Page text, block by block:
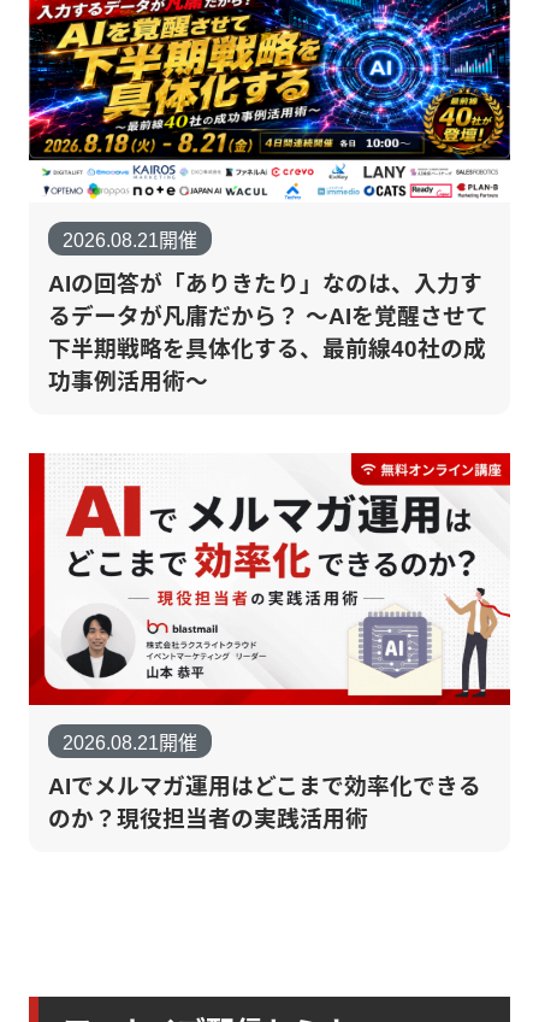
2026.08.21開催
AIの回答が「ありきたり」なのは、入力す
るデータが凡庸だから？ 〜AIを覚醒させて
下半期戦略を具体化する、最前線40社の成
功事例活用術〜
2026.08.21開催
AIでメルマガ運用はどこまで効率化できる
のか？現役担当者の実践活用術